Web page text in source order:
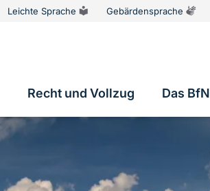
Leichte Sprache Gebärdensprache
Recht und Vollzug Das BfN